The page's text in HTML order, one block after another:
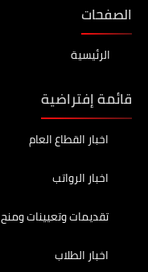
الصفحات
الرئيسية
قائمة إفتراضية
اخبار القطاع العام
اخبار الرواتب
تقديمات وتعيينات ومنح
اخبار الطلاب